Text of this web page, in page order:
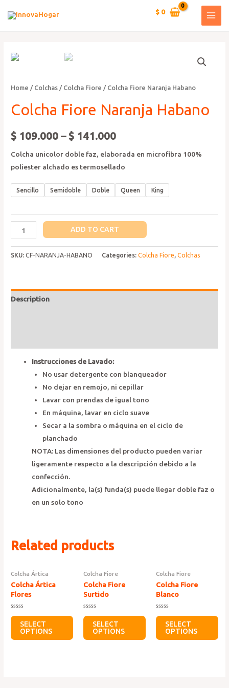
$ 0
Home / Colchas / Colcha Fiore / Colcha Fiore Naranja Habano
Colcha Fiore Naranja Habano
$ 109.000 –$ 141.000
Colcha unicolor doble faz, elaborada en microfibra 100%
poliester alchado es termosellado
Sencillo Semidoble Doble Queen King
Colcha
Fiore
Naranja
ADD TO CART
SKU:CF-NARANJA-HABANO Categories:Colcha Fiore,Colchas
Description
Instrucciones de Lavado:
No usar detergente con blanqueador
No dejar en remojo, ni cepillar
Lavar con prendas de igual tono
En máquina, lavar en ciclo suave
Secar a la sombra o máquina en el ciclo de
planchado
NOTA: Las dimensiones del producto pueden variar
ligeramente respecto a la descripción debido a la
confección.
Adicionalmente, la(s) funda(s) puede llegar doble faz o
en un solo tono
Related products
Colcha Ártica
Colcha Ártica
Flores
Rated
0
5
SELECT
OPTIONS
Colcha Fiore
Colcha Fiore
Surtido
Rated
0
5
SELECT
OPTIONS
Colcha Fiore
Colcha Fiore
Blanco
Rated
0
5
SELECT
OPTIONS